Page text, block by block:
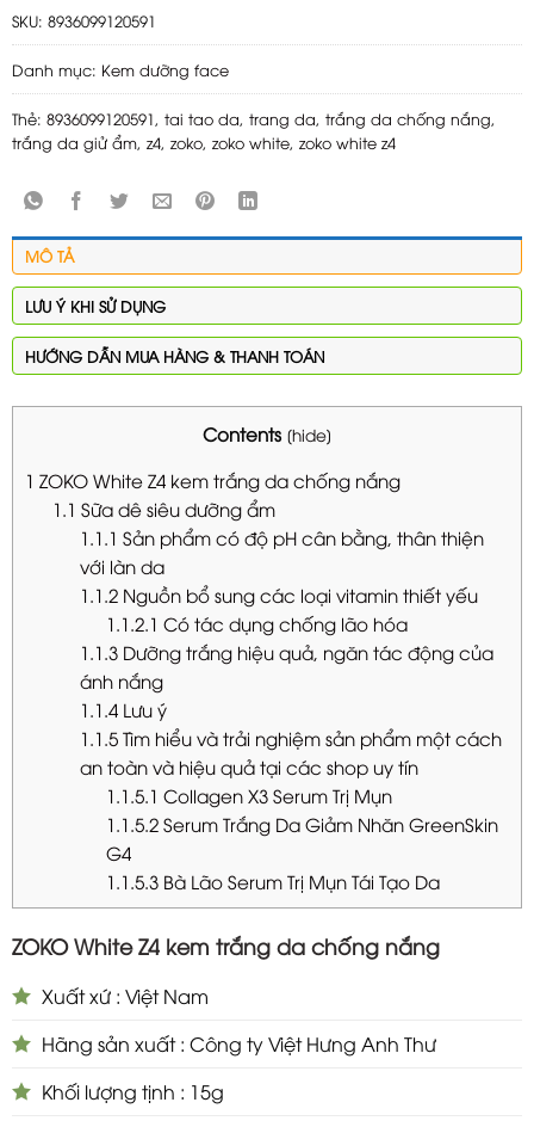
SKU: 8936099120591
Danh mục: Kem dưỡng face
Thẻ: 8936099120591, tai tao da, trang da, trắng da chống nắng,
trắng da giử ẩm, z4, zoko, zoko white, zoko white z4
MÔ TẢ
LƯU Ý KHI SỬ DỤNG
HƯỚNG DẪN MUA HÀNG & THANH TOÁN
Contents [hide]
1 ZOKO White Z4 kem trắng da chống nắng
1.1 Sữa dê siêu dưỡng ẩm
1.1.1 Sản phẩm có độ pH cân bằng, thân thiện
với làn da
1.1.2Nguồn bổ sung các loại vitamin thiết yếu
1.1.2.1 Có tác dụng chống lão hóa
1.1.3Dưỡng trắng hiệu quả, ngăn tác động của
ánh nắng
1.1.4Lưu ý
1.1.5Tìm hiểu và trải nghiệm sản phẩm một cách
an toàn và hiệu quả tại các shop uy tín
1.1.5.1 Collagen X3 Serum Trị Mụn
1.1.5.2 Serum Trắng Da Giảm Nhăn GreenSkin
G4
1.1.5.3 Bà Lão Serum Trị Mụn Tái Tạo Da
ZOKO White Z4 kem trắng da chống nắng
Xuất xứ : Việt Nam
Hãng sản xuất : Công ty Việt Hưng Anh Thư
Khối lượng tịnh : 15g